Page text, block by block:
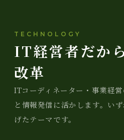
TECHNOLOGY
IT経営者だか
改革
ITコーディネーター・事業経
と情報発信に活かします。い
げたテーマです。